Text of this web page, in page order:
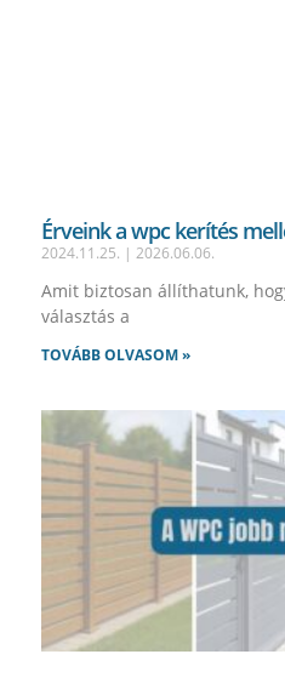
Érveink a wpc kerítés
2024.11.25. 2026.06.06.
Amit biztosan állíthatunk,
választás a
TOVÁBB OLVASOM »